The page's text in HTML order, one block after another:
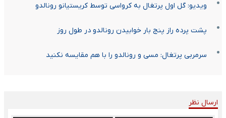
ویدیو: گل اول پرتغال به کرواسی توسط کریستیانو رونالدو
پشت پرده راز پنج بار خوابیدن رونالدو در طول روز
سرمربی پرتغال: مسی و رونالدو را با هم مقایسه نکنید
ارسال نظر